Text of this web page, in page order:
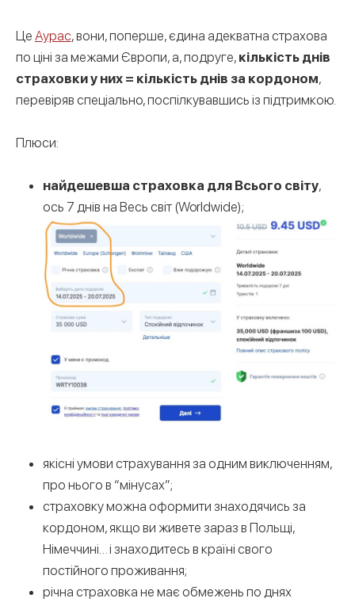
Це Аурас, вони, поперше, єдина адекватна страхова
по ціні за межами Європи, а, подруге, кількість днів
страховки у них = кількість днів за кордоном,
перевіряв спеціально, поспілкувавшись із підтримкою.
Плюси:
найдешевша страховка для Всього світу,
ось 7 днів на Весь світ (Worldwide);
якісні умови страхування за одним виключенням,
про нього в “мінусах”;
страховку можна оформити знаходячись за
кордоном, якщо ви живете зараз в Польщі,
Німеччині… і знаходитесь в країні свого
постійного проживання;
річна страховка не має обмежень по днях